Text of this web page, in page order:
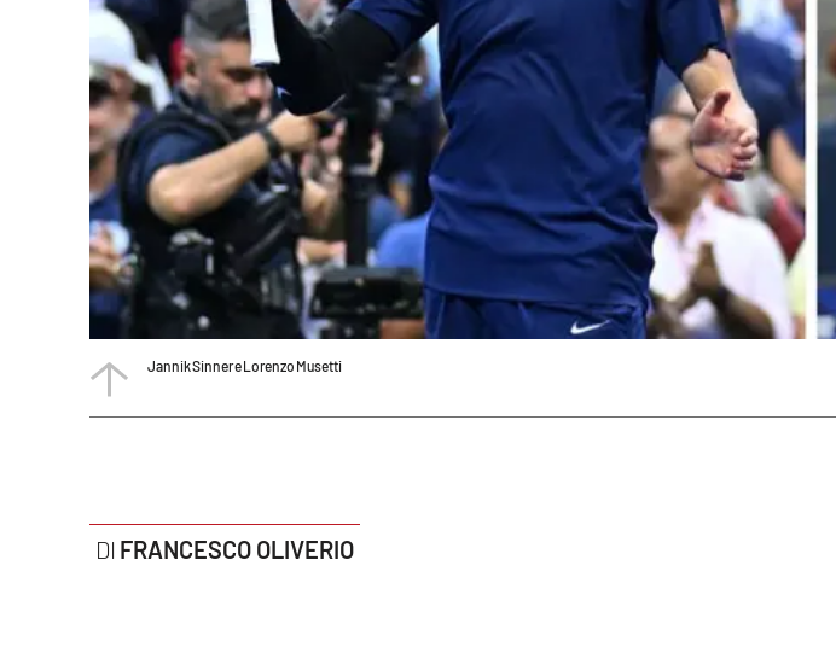
Economia e Lavoro
Rubriche
Good Morning Vietnam
Leggendo Alvaro insieme
Jannik Sinner e Lorenzo Musetti
FRANCESCO OLIVERIO